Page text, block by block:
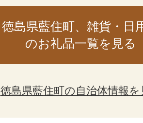
徳島県藍住町、雑貨・日
のお礼品一覧を見る
徳島県藍住町の自治体情報を